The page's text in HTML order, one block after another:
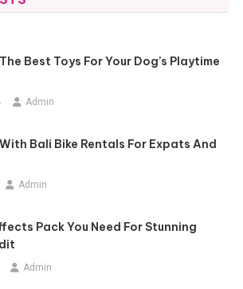
Best Toys For Your Dog’s Playtime
Admin
Bali Bike Rentals For Expats And
Admin
Pack You Need For Stunning
Admin